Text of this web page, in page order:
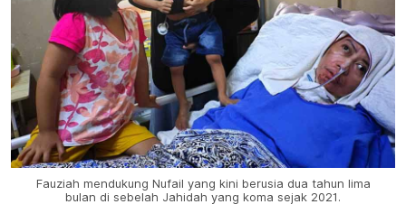
Fauziah mendukung Nufail yang kini berusia dua tahun lima
bulan di sebelah Jahidah yang koma sejak 2021.